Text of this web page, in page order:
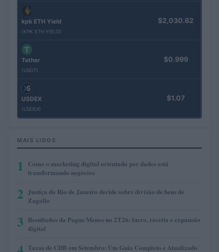
kpk ETH Yield
(KPK ETH YIELD)
$2,030.62
Tether
(USDT)
$0.999
USDEX
(USDEX)
$1.07
MAIS LIDOS
1
Como o marketing digital orientado por dados está
transformando negócios
2
Justiça do Rio de Janeiro decide sobre divisão de bens de
Zagallo
3 Resultados da Pague Menos no 2T26: lucro, receita e expansão
digital
Taxas de CDB em Setembro: Um Guia Completo e Atualizado